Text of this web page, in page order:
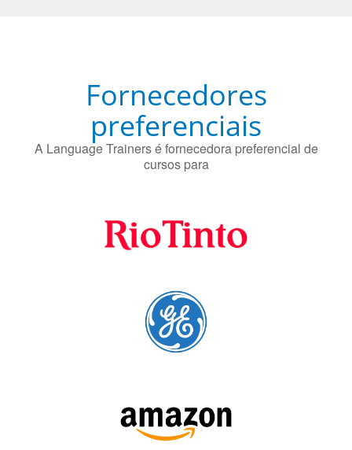
Fornecedores
preferenciais
A Language Trainers é fornecedora preferencial de
cursos para